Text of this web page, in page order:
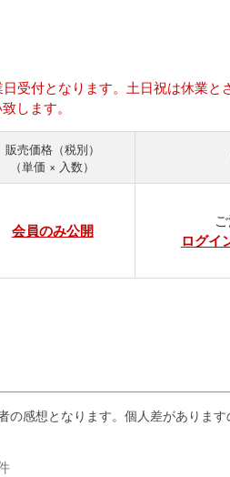
付となります。土日祝は休業と
します。
販売価格
（単価 × 入数）
会員のみ公開 ログイ